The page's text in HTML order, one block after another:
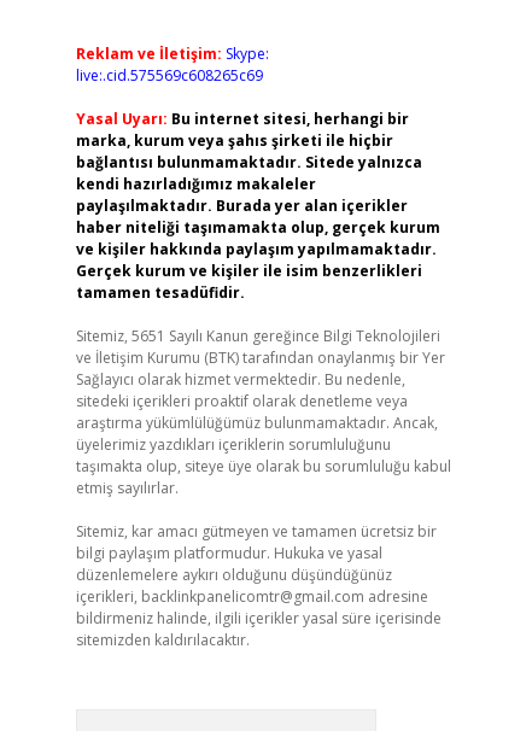
Reklam ve İletişim: Skype:
live:.cid.575569c608265c69
Yasal Uyarı: Bu internet sitesi, herhangi bir
marka, kurum veya şahıs şirketi ile hiçbir
bağlantısı bulunmamaktadır. Sitede yalnızca
kendi hazırladığımız makaleler
paylaşılmaktadır. Burada yer alan içerikler
haber niteliği taşımamakta olup, gerçek kurum
ve kişiler hakkında paylaşım yapılmamaktadır.
Gerçek kurum ve kişiler ile isim benzerlikleri
tamamen tesadüfidir.
Sitemiz, 5651 Sayılı Kanun gereğince Bilgi Teknolojileri
ve İletişim Kurumu (BTK) tarafından onaylanmış bir Yer
Sağlayıcı olarak hizmet vermektedir. Bu nedenle,
sitedeki içerikleri proaktif olarak denetleme veya
araştırma yükümlülüğümüz bulunmamaktadır. Ancak,
üyelerimiz yazdıkları içeriklerin sorumluluğunu
taşımakta olup, siteye üye olarak bu sorumluluğu kabul
etmiş sayılırlar.
Sitemiz, kar amacı gütmeyen ve tamamen ücretsiz bir
bilgi paylaşım platformudur. Hukuka ve yasal
düzenlemelere aykırı olduğunu düşündüğünüz
içerikleri, backlinkpanelicomtr@gmail.com adresine
bildirmeniz halinde, ilgili içerikler yasal süre içerisinde
sitemizden kaldırılacaktır.